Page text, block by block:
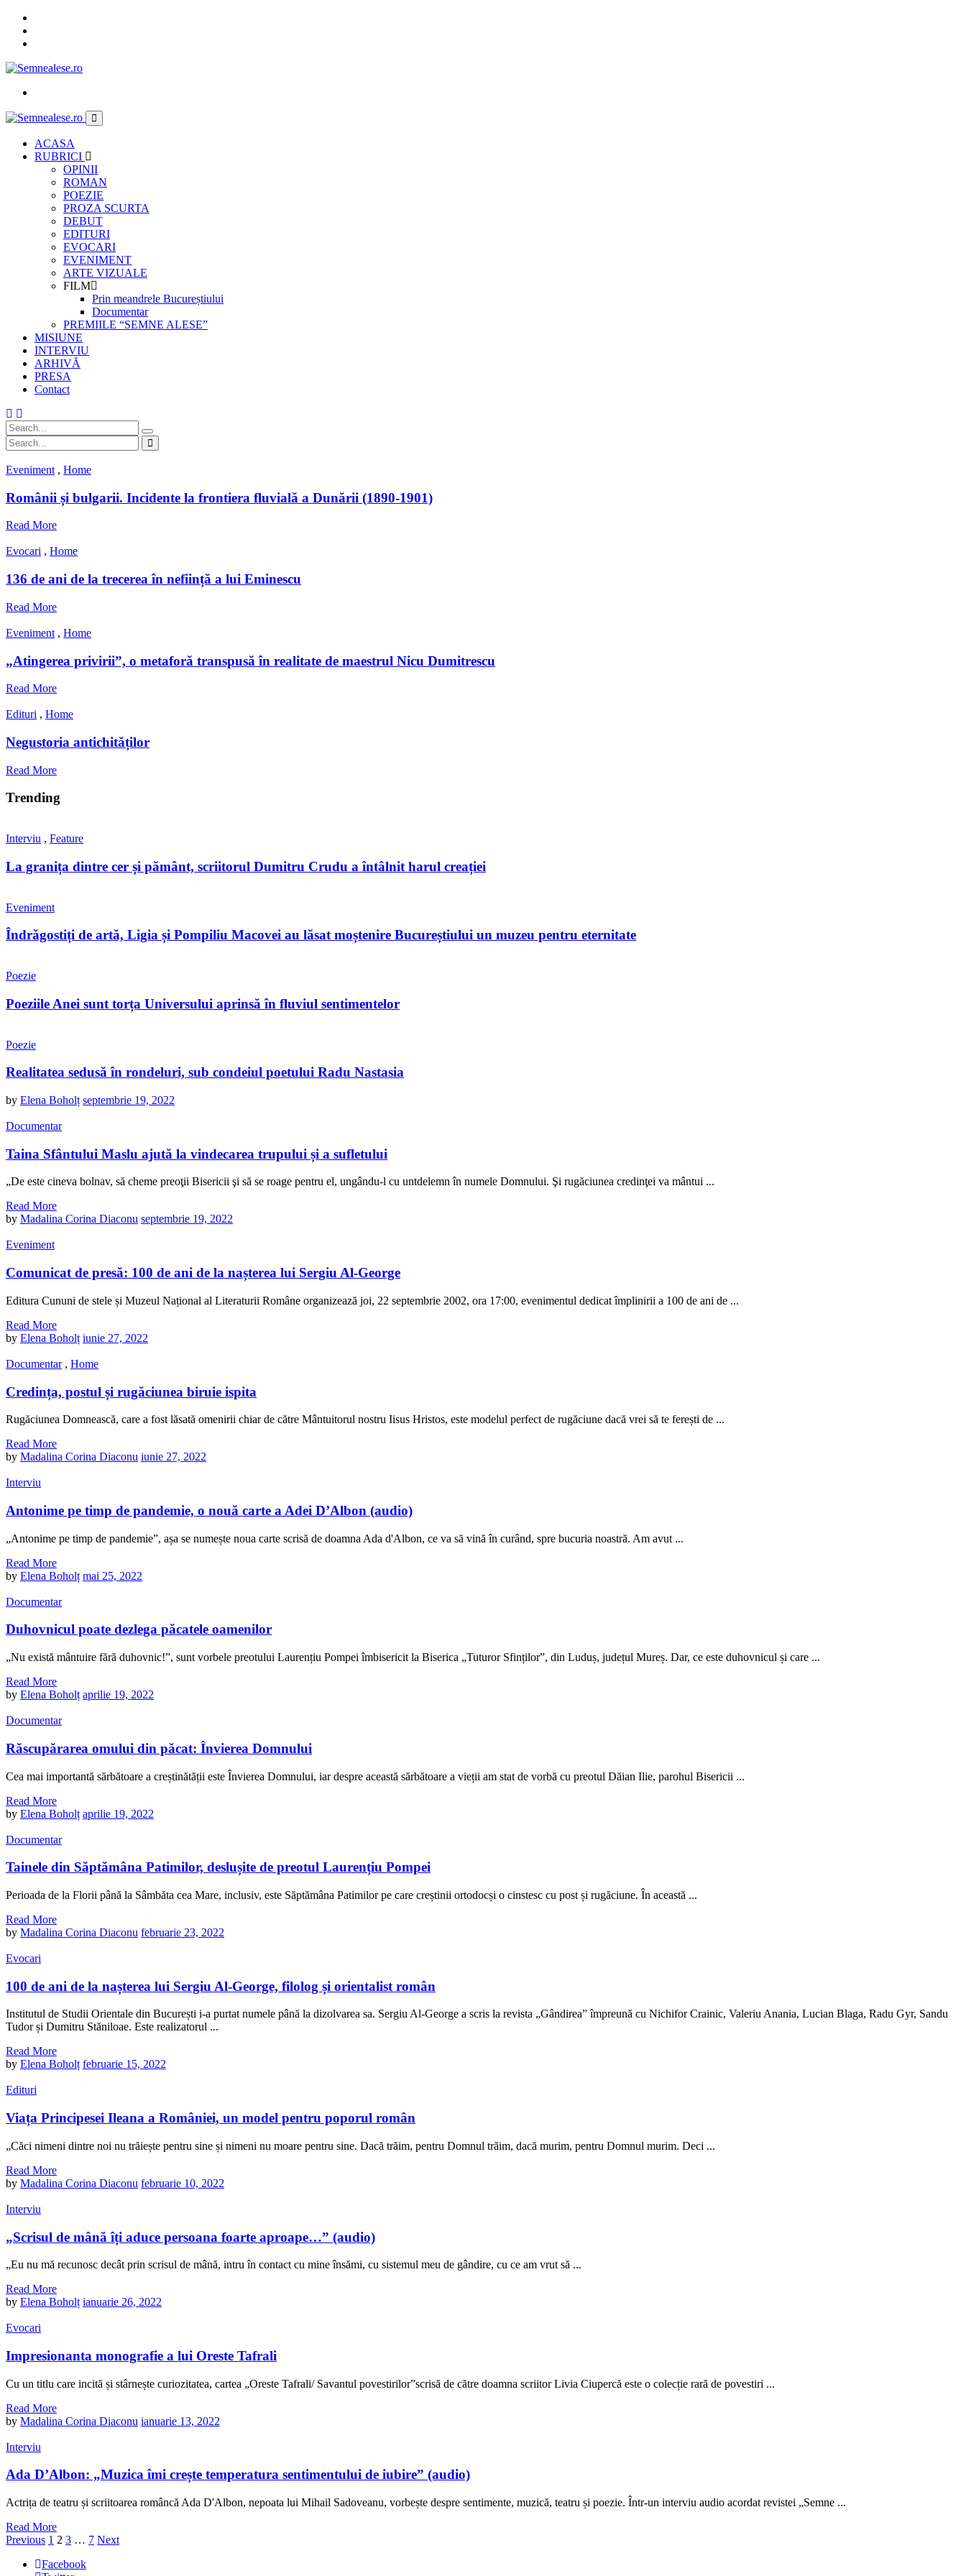
ACASA
RUBRICI
OPINII
ROMAN
POEZIE
PROZA SCURTA
DEBUT
EDITURI
EVOCARI
EVENIMENT
ARTE VIZUALE
FILM
Prin meandrele Bucureștiului
Documentar
PREMIILE “SEMNE ALESE”
MISIUNE
INTERVIU
ARHIVĂ
PRESA
Contact
Eveniment , Home
Românii și bulgarii. Incidente la frontiera fluvială a Dunării (1890-1901)
Read More
Evocari , Home
136 de ani de la trecerea în neființă a lui Eminescu
Read More
Eveniment , Home
„Atingerea privirii”, o metaforă transpusă în realitate de maestrul Nicu Dumitrescu
Read More
Edituri , Home
Negustoria antichităților
Read More
Trending
Interviu , Feature
La granița dintre cer și pământ, scriitorul Dumitru Crudu a întâlnit harul creației
Eveniment
Îndrăgostiți de artă, Ligia și Pompiliu Macovei au lăsat moștenire Bucureștiului un muzeu pentru eternitate
Poezie
Poeziile Anei sunt torța Universului aprinsă în fluviul sentimentelor
Poezie
Realitatea sedusă în rondeluri, sub condeiul poetului Radu Nastasia
by Elena Boholț septembrie 19, 2022
Documentar
Taina Sfântului Maslu ajută la vindecarea trupului și a sufletului
„De este cineva bolnav, să cheme preoţii Bisericii şi să se roage pentru el, ungându-l cu untdelemn în numele Domnului. Şi rugăciunea credinţei va mântui ...
Read More
by Madalina Corina Diaconu septembrie 19, 2022
Eveniment
Comunicat de presă: 100 de ani de la nașterea lui Sergiu Al-George
Editura Cununi de stele și Muzeul Național al Literaturii Române organizează joi, 22 septembrie 2002, ora 17:00, evenimentul dedicat împlinirii a 100 de ani de ...
Read More
by Elena Boholț iunie 27, 2022
Documentar, Home
Credința, postul și rugăciunea biruie ispita
Rugăciunea Domnească, care a fost lăsată omenirii chiar de către Mântuitorul nostru Iisus Hristos, este modelul perfect de rugăciune dacă vrei să te ferești de ...
Read More
by Madalina Corina Diaconu iunie 27, 2022
Interviu
Antonime pe timp de pandemie, o nouă carte a Adei D’Albon (audio)
„Antonime pe timp de pandemie”, așa se numește noua carte scrisă de doamna Ada d'Albon, ce va să vină în curând, spre bucuria noastră. Am avut ...
Read More
by Elena Boholț mai 25, 2022
Documentar
Duhovnicul poate dezlega păcatele oamenilor
„Nu există mântuire fără duhovnic!”, sunt vorbele preotului Laurențiu Pompei îmbisericit la Biserica „Tuturor Sfinților”, din Luduș, județul Mureș. Dar, ce este duhovnicul și care ...
Read More
by Elena Boholț aprilie 19, 2022
Documentar
Răscupărarea omului din păcat: Învierea Domnului
Cea mai importantă sărbătoare a creștinătății este Învierea Domnului, iar despre această sărbătoare a vieții am stat de vorbă cu preotul Dăian Ilie, parohul Bisericii ...
Read More
by Elena Boholț aprilie 19, 2022
Documentar
Tainele din Săptămâna Patimilor, deslușite de preotul Laurențiu Pompei
Perioada de la Florii până la Sâmbăta cea Mare, inclusiv, este Săptămâna Patimilor pe care creștinii ortodocși o cinstesc cu post și rugăciune. În această ...
Read More
by Madalina Corina Diaconu februarie 23, 2022
Evocari
100 de ani de la nașterea lui Sergiu Al-George, filolog și orientalist român
Institutul de Studii Orientale din București i-a purtat numele până la dizolvarea sa. Sergiu Al-George a scris la revista „Gândirea” împreună cu Nichifor Crainic, Valeriu Anania, Lucian Blaga, Radu Gyr, Sandu
Tudor și Dumitru Stăniloae. Este realizatorul ...
Read More
by Elena Boholț februarie 15, 2022
Edituri
Viața Principesei Ileana a României, un model pentru poporul român
„Căci nimeni dintre noi nu trăiește pentru sine și nimeni nu moare pentru sine. Dacă trăim, pentru Domnul trăim, dacă murim, pentru Domnul murim. Deci ...
Read More
by Madalina Corina Diaconu februarie 10, 2022
Interviu
„Scrisul de mână îți aduce persoana foarte aproape…” (audio)
„Eu nu mă recunosc decât prin scrisul de mână, intru în contact cu mine însămi, cu sistemul meu de gândire, cu ce am vrut să ...
Read More
by Elena Boholț ianuarie 26, 2022
Evocari
Impresionanta monografie a lui Oreste Tafrali
Cu un titlu care incită și stârnește curiozitatea, cartea „Oreste Tafrali/ Savantul povestirilor”scrisă de către doamna scriitor Livia Ciupercă este o colecție rară de povestiri ...
Read More
by Madalina Corina Diaconu ianuarie 13, 2022
Interviu
Ada D’Albon: „Muzica îmi crește temperatura sentimentului de iubire” (audio)
Actrița de teatru și scriitoarea româncă Ada D'Albon, nepoata lui Mihail Sadoveanu, vorbește despre sentimente, muzică, teatru și poezie. Într-un interviu audio acordat revistei „Semne ...
Read More
Paginație
articole
Previous Page
1 Page
2 Page
3 … Page
7 Next
Facebook